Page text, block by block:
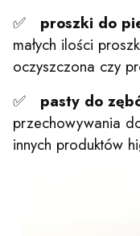
✅ proszki do
małych ilości
oczyszczona czy
✅ pasty do
przechowywania
innych produktów